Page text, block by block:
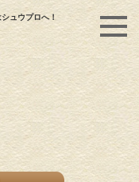
ュウプロへ！